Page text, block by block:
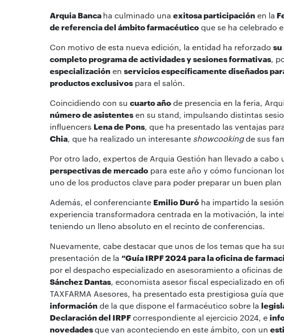
Arquia Banca ha culminado una exitosa participación en la
de referencia del ámbito farmacéutico que se ha celebrado
Con motivo de esta nueva edición, la entidad ha reforzado su
completo programa de actividades y sesiones formativas,
especialización en servicios específicamente diseñados
productos exclusivos para el salón.
Coincidiendo con su cuarto año de presencia en la feria,
número de asistentes en su stand, impulsando distintas
influencers Lena de Pons, que ha presentado las ventajas
Chia, que ha realizado un interesante showcookingde sus
Por otro lado, expertos de Arquia Gestión han llevado a cabo
perspectivas de mercado para este año y cómo funcionan
uno de los productos clave para poder preparar un buen
Además, el conferenciante Emilio Duró ha impartido la sesión
experiencia transformadora centrada en la motivación, la
teniendo un lleno absoluto en el recinto de conferencias.
Nuevamente, cabe destacar que unos de los temas que ha
presentación de la “Guía IRPF 2024 para la oficina de
por el despacho especializado en asesoramiento a oficinas
Sánchez Dantas, economista asesor fiscal especializado en
TAXFARMA Asesores, ha presentado esta prestigiosa guía
información de la que dispone el farmacéutico sobre la
Declaración del IRPF correspondiente al ejercicio 2024, e
novedadesque van aconteciendo en este ámbito, con un